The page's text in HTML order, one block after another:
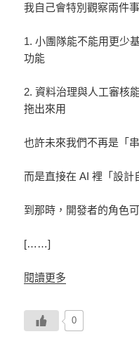
我自己會特別觀察兩件事
1. 小團隊能不能用更少
功能
2. 資料治理與人工審核
拖出來用
也許未來我們不再是「串
而是直接在 AI 裡「設計
到那時，開發者的角色
[……]
閱讀更多
0